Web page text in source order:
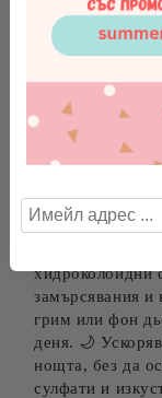
материал,
гнойта и
замърсявания,
и дишаща
химия, ги прави
натурална
Създадени са
успокояват
от продукта: 💧
хидроколоидни
замърсявания
грим или фон
деня. 🌙
нощта, без да
сулфати и